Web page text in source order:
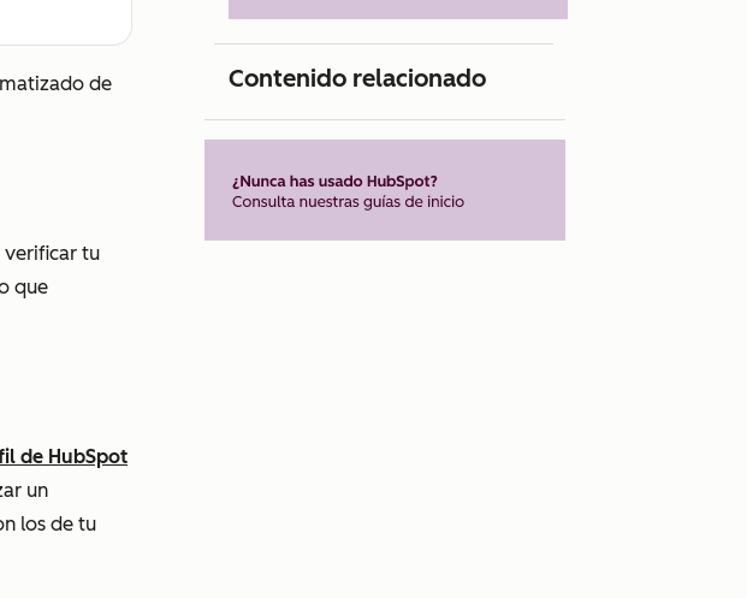
de
verificar tu
que
de HubSpot
un
los de tu
Contenido relacionado